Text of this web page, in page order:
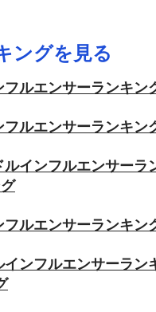
ングを見る
ルエンサーランキン
ルエンサーランキン
インフルエンサーラ
ルエンサーランキン
ンフルエンサーラン